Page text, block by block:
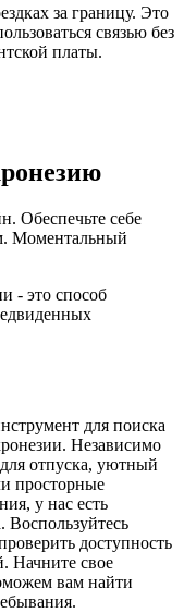
за границу. Это
связью без
платы.
Обеспечьте себе
Моментальный
- это способ
для поиска
Независимо
отпуска, уютный
просторные
у нас есть
Воспользуйтесь
доступность
Начните свое
вам найти